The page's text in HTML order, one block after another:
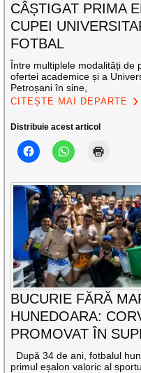
CÂȘTIGAT PRIMA
CUPEI
FOTBAL
Între multiplele modalități de
ofertei academice și a
Petroșani în sine,
CITEȘTE MAI DEPARTE
Distribuie acest articol
BUCURIE FĂRĂ
HUNEDOARA:
PROMOVAT ÎN
După 34 de ani, fotbalul
primul eșalon valoric al